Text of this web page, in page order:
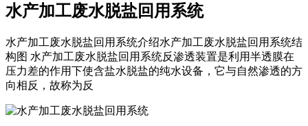
水产加工废水脱盐回用系统
水产加工废水脱盐回用系统介绍水产加工废水脱盐回用系统结
构图 水产加工废水脱盐回用系统反渗透装置是利用半透膜在
压力差的作用下使含盐水脱盐的纯水设备，它与自然渗透的方
向相反，故称为反